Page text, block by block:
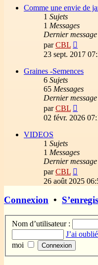
Comme une envie de
1 Sujets
1 Messages
Dernier message
parCBL
le
23 sept. 2017
Graines -Semences
6 Sujets
65 Messages
Dernier message
parCBL
le
02 févr. 2026
VIDEOS
1 Sujets
1 Messages
Dernier message
parCBL
le
26 août 2025
Connexion •
Nom d’utilisateur :
J’ai
moi